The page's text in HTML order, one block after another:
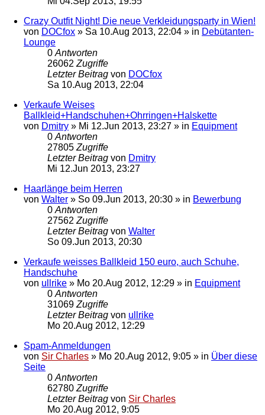
Crazy Outfit Night! Die neue Verkleidungsparty in Wien!
von DOCfox » Sa 10.Aug 2013, 22:04 » in Debütanten-
Lounge
0 Antworten
26062 Zugriffe
Letzter Beitrag von DOCfox
Sa 10.Aug 2013, 22:04
Verkaufe Weises
Ballkleid+Handschuhen+Ohrringen+Halskette
von Dmitry » Mi 12.Jun 2013, 23:27 » in Equipment
0 Antworten
27805 Zugriffe
Letzter Beitrag von Dmitry
Mi 12.Jun 2013, 23:27
Haarlänge beim Herren
von Walter » So 09.Jun 2013, 20:30 » in Bewerbung
0 Antworten
27562 Zugriffe
Letzter Beitrag von Walter
So 09.Jun 2013, 20:30
Verkaufe weisses Ballkleid 150 euro, auch Schuhe,
Handschuhe
von ullrike » Mo 20.Aug 2012, 12:29 » in Equipment
0 Antworten
31069 Zugriffe
Letzter Beitrag von ullrike
Mo 20.Aug 2012, 12:29
Spam-Anmeldungen
von Sir Charles » Mo 20.Aug 2012, 9:05 » in Über diese
Seite
0 Antworten
62780 Zugriffe
Letzter Beitrag von Sir Charles
Mo 20.Aug 2012, 9:05